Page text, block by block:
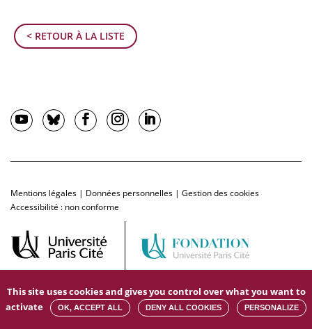
< RETOUR À LA LISTE
Mentions légales | Données personnelles | Gestion des cookies
Accessibilité : non conforme
This site uses cookies and gives you control over what you want to
activate
OK, ACCEPT ALL DENY ALL COOKIES PERSONALIZE